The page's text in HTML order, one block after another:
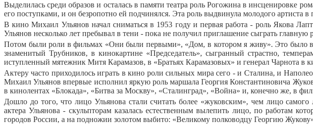
Выделилась среди образов и осталась в памяти театра роль Рогожина в инсценировке
его поступками, и он безропотно ей подчинялся. Эта роль выдвинула молодого артиста в
В кино Михаил Ульянов начал сниматься в 1953 году и первая работа - роль Якова
Ульянов несколько лет пребывал в тени - пока не получил приглашение сыграть
Потом были роли в фильмах «Они были первыми», «Дом, в котором я живу». Это было
знаменитый Трубников, в кинокартине «Председатель», сыгранный страстно,
иступленный мятежник Митя Карамазов, в «Братьях Карамазовых» и генерал Чарнота в
Актеру часто приходилось играть в кино роли сильных мира сего - и Сталина, и
Михаил Ульянов впервые исполнил яркую роль маршала Георгия Константиновича
в кинолентах «Блокада», «Битва за Москву», «Сталинград», «Война» и, конечно же, в
Дошло до того, что лицо Ульянова стали считать более «жуковским», чем лицо
актера Ульянова - скульпторам казалась естественным вылепить лицо, по работам
городов России, а на подножии золотом выбито: «Великому полководцу Георгию